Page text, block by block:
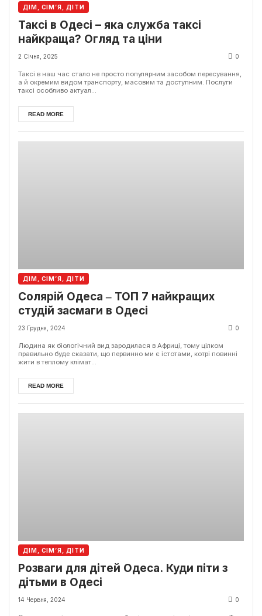
ДІМ, СІМ’Я, ДІТИ
Таксі в Одесі – яка служба таксі
найкраща? Огляд та ціни
2 Січня, 2025 0
Таксі в наш час стало не просто популярним засобом пересування,
а й окремим видом транспорту, масовим та доступним. Послуги
таксі особливо актуал...
READ MORE
ДІМ, СІМ’Я, ДІТИ
Солярій Одеса ‒ ТОП 7 найкращих
студій засмаги в Одесі
23 Грудня, 2024 0
Людина як біологічний вид зародилася в Африці, тому цілком
правильно буде сказати, що первинно ми є істотами, котрі повинні
жити в теплому клімат...
READ MORE
ДІМ, СІМ’Я, ДІТИ
Розваги для дітей Одеса. Куди піти з
дітьми в Одесі
14 Червня, 2024 0